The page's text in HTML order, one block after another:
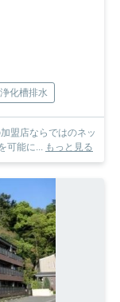
浄化槽排水
盟店ならではのネッ
可能に... もっと見る